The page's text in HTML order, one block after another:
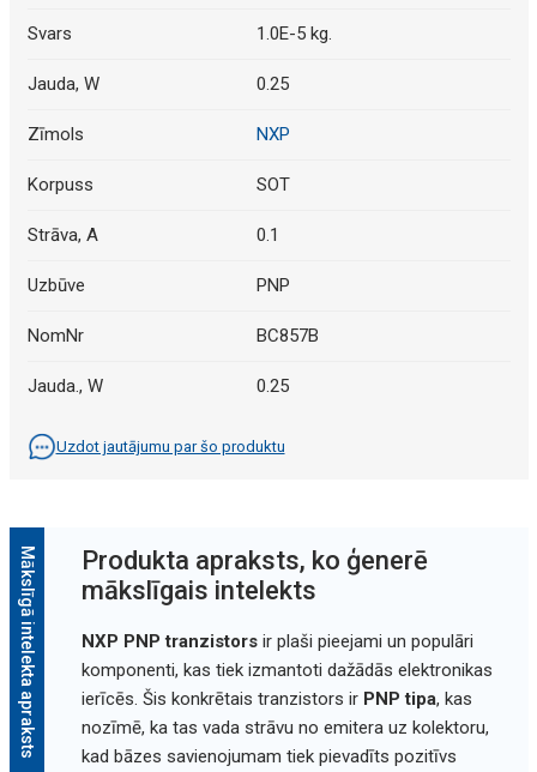
Svars 1.0E-5 kg.
Jauda, W 0.25
Zīmols NXP
Korpuss SOT
Strāva, A 0.1
Uzbūve PNP
NomNr BC857B
Jauda., W 0.25
Uzdot jautājumu par šo produktu
Mākslīgā intelekta apraksts
Produkta apraksts, ko ģenerē
mākslīgais intelekts
NXP PNP tranzistorsir plaši pieejami un populāri
komponenti, kas tiek izmantoti dažādās elektronikas
ierīcēs. Šis konkrētais tranzistors ir PNP tipa, kas
nozīmē, ka tas vada strāvu no emitera uz kolektoru,
kad bāzes savienojumam tiek pievadīts pozitīvs